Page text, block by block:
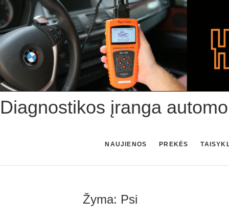
Skip
to
content
Diagnostikos įranga
NAUJIENOS PREKĖS
Žyma: Psi